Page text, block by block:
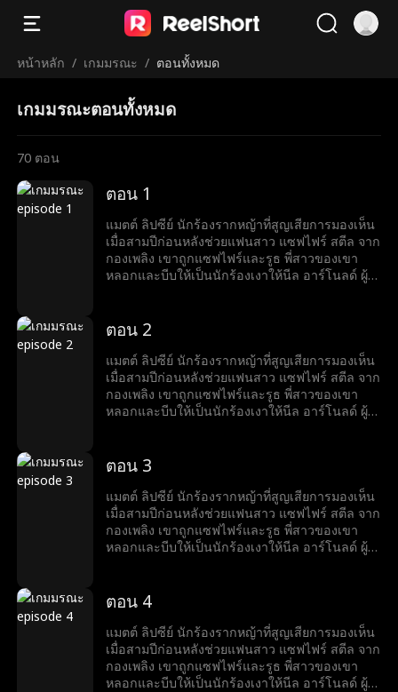
หน้าหลัก / เกมมรณะ / ตอนทั้งหมด
เกมมรณะตอนทั้งหมด
70 ตอน
ตอน 1
แมตต์ ลิปซีย์ นักร้องรากหญ้าที่สูญเสียการมองเห็น
เมื่อสามปีก่อนหลังช่วยแฟนสาว แซฟไฟร์ สตีล จาก
กองเพลิง เขาถูกแซฟไฟร์และรูธ พี่สาวของเขา
หลอกและบีบให้เป็นนักร้องเงาให้นีล อาร์โนลด์ ผู้ที่
เกิดใหม่ เขาตั้งปณิธานว่าจะไม่ยอมถูกเอาเปรียบ
เป็นดาวดัง
ตอน 2
แมตต์ ลิปซีย์ นักร้องรากหญ้าที่สูญเสียการมองเห็น
เมื่อสามปีก่อนหลังช่วยแฟนสาว แซฟไฟร์ สตีล จาก
กองเพลิง เขาถูกแซฟไฟร์และรูธ พี่สาวของเขา
หลอกและบีบให้เป็นนักร้องเงาให้นีล อาร์โนลด์ ผู้ที่
เกิดใหม่ เขาตั้งปณิธานว่าจะไม่ยอมถูกเอาเปรียบ
เป็นดาวดัง
ตอน 3
แมตต์ ลิปซีย์ นักร้องรากหญ้าที่สูญเสียการมองเห็น
เมื่อสามปีก่อนหลังช่วยแฟนสาว แซฟไฟร์ สตีล จาก
กองเพลิง เขาถูกแซฟไฟร์และรูธ พี่สาวของเขา
หลอกและบีบให้เป็นนักร้องเงาให้นีล อาร์โนลด์ ผู้ที่
เกิดใหม่ เขาตั้งปณิธานว่าจะไม่ยอมถูกเอาเปรียบ
เป็นดาวดัง
ตอน 4
แมตต์ ลิปซีย์ นักร้องรากหญ้าที่สูญเสียการมองเห็น
เมื่อสามปีก่อนหลังช่วยแฟนสาว แซฟไฟร์ สตีล จาก
กองเพลิง เขาถูกแซฟไฟร์และรูธ พี่สาวของเขา
หลอกและบีบให้เป็นนักร้องเงาให้นีล อาร์โนลด์ ผู้ที่